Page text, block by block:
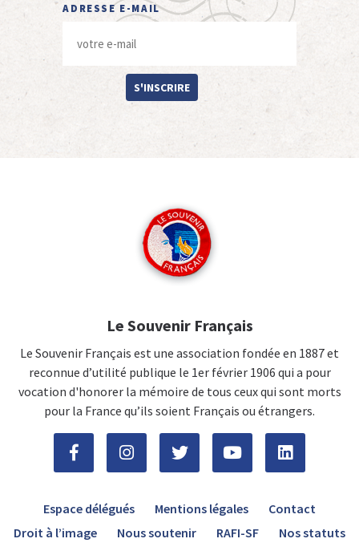
ADRESSE E-MAIL
S'INSCRIRE
Le Souvenir Français
Le Souvenir Français est une association fondée en 1887 et
reconnue d’utilité publique le 1er février 1906 qui a pour
vocation d'honorer la mémoire de tous ceux qui sont morts
pour la France qu’ils soient Français ou étrangers.
Espace délégués Mentions légales
Contact
Droit à l’image
Nous soutenir RAFI-SF Nos statuts